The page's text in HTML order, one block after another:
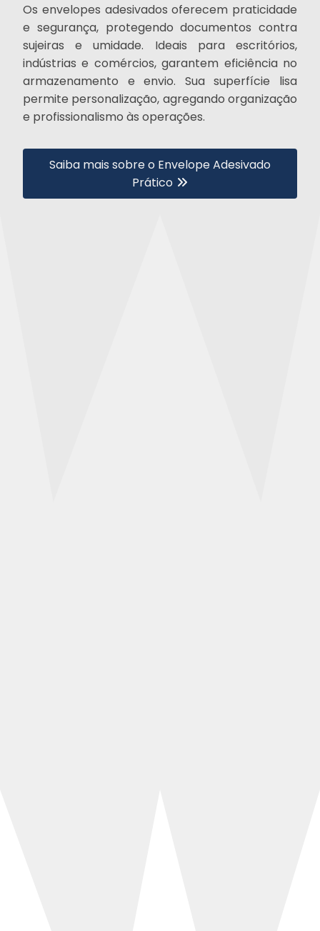
Os envelopes adesivados oferecem praticidade
e segurança, protegendo documentos contra
sujeiras e umidade. Ideais para escritórios,
indústrias e comércios, garantem eficiência no
armazenamento e envio. Sua superfície lisa
permite personalização, agregando organização
e profissionalismo às operações.
Saiba mais sobre o Envelope Adesivado
Prático